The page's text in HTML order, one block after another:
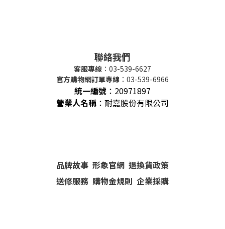
聯絡我們
客服專線 ：03-539-6627
官方購物網訂單專線 ：03-539-6966
統一編號 ： 20971897
營業人名稱 ：耐嘉股份有限公司
品牌故事 形象官網 退換貨政策
送修服務 購物金規則 企業採購